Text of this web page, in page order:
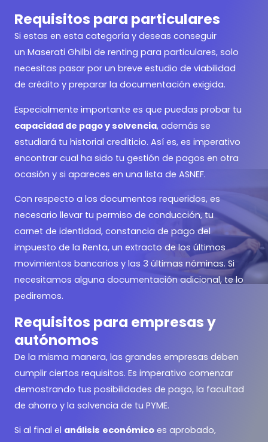
Requisitos para particulares
Si estas en esta categoría y deseas conseguir
un Maserati Ghilbi de renting para particulares, solo
necesitas pasar por un breve estudio de viabilidad
de crédito y preparar la documentación exigida.
Especialmente importante es que puedas probar tu
capacidad de pago y solvencia, además se
estudiará tu historial crediticio. Así es, es imperativo
encontrar cual ha sido tu gestión de pagos en otra
ocasión y si apareces en una lista de ASNEF.
Con respecto a los documentos requeridos, es
necesario llevar tu permiso de conducción, tu
carnet de identidad, constancia de pago del
impuesto de la Renta, un extracto de los últimos
movimientos bancarios y las 3 últimas nóminas. Si
necesitamos alguna documentación adicional, te lo
pediremos.
Requisitos para empresas y
autónomos
De la misma manera, las grandes empresas deben
cumplir ciertos requisitos. Es imperativo comenzar
demostrando tus posibilidades de pago, la facultad
de ahorro y la solvencia de tu PYME.
Si al final el análisis económico es aprobado,